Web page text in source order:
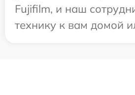
Fujifilm, и наш
технику к вам домой